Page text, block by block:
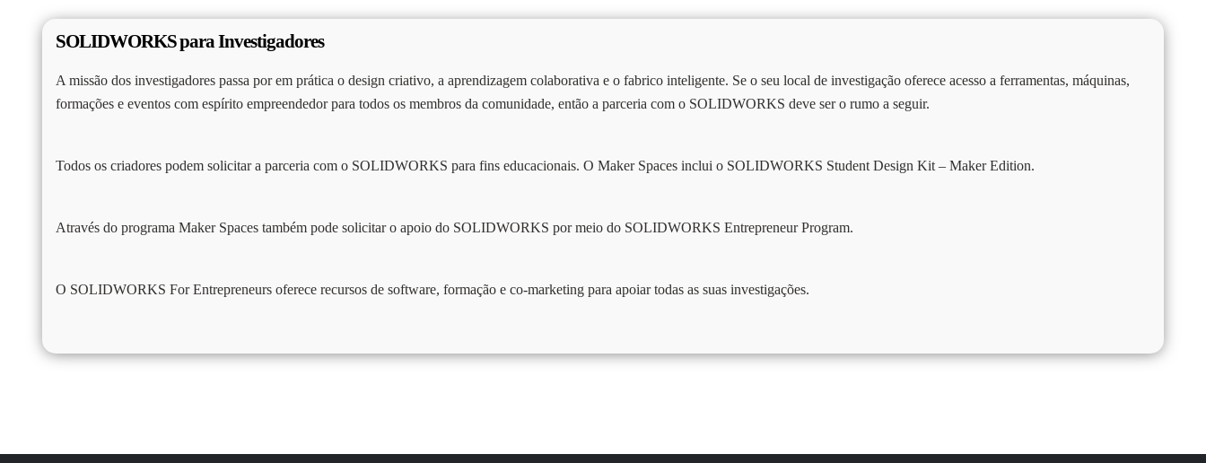
SOLIDWORKS para Investigadores
A missão dos investigadores passa por em prática o design criativo, a aprendizagem colaborativa e o fabrico inteligente. Se o seu local de investigação oferece acesso a ferramentas, máquinas,
formações e eventos com espírito empreendedor para todos os membros da comunidade, então a parceria com o SOLIDWORKS deve ser o rumo a seguir.
Todos os criadores podem solicitar a parceria com o SOLIDWORKS para fins educacionais. O Maker Spaces inclui o SOLIDWORKS Student Design Kit – Maker Edition.
Através do programa Maker Spaces também pode solicitar o apoio do SOLIDWORKS por meio do SOLIDWORKS Entrepreneur Program.
O SOLIDWORKS For Entrepreneurs oferece recursos de software, formação e co-marketing para apoiar todas as suas investigações.